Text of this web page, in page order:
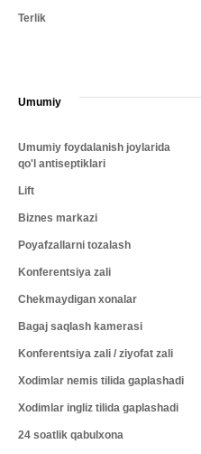
Terlik
Umumiy
Umumiy foydalanish joylarida
qo'l antiseptiklari
Lift
Biznes markazi
Poyafzallarni tozalash
Konferentsiya zali
Chekmaydigan xonalar
Bagaj saqlash kamerasi
Konferentsiya zali / ziyofat zali
Xodimlar nemis tilida gaplashadi
Xodimlar ingliz tilida gaplashadi
24 soatlik qabulxona